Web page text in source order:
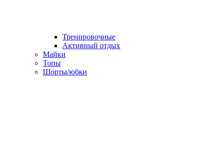
Тренировочные
Активный отдых
Майки
Топы
Шорты/юбки